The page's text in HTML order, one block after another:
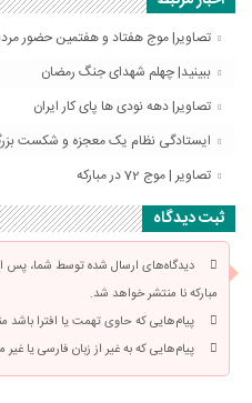
تصاویر| موج هفتاد و هفتمین حضور
ببینید| چهلم شهدای جنگ رمضان
تصاویر| دهه نودی ها پای کار ایران
ایستادگی نظام یک معجزه و شکست
تصاویر | موج 72 در مبارکه
ثبت دیدگاه
دیدگاه‌های ارسال شده توسط شما، پس
مبارکه نا منتشر خواهد شد.
پیام‌هایی که حاوی تهمت یا افترا باشد
پیام‌هایی که به غیر از زبان فارسی یا